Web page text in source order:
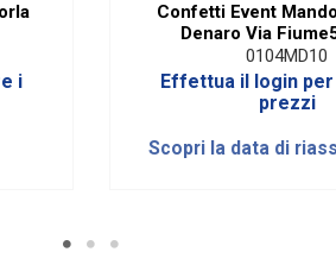
i
Confetti Event
Denaro Via
0104MD10
Effettua il login
prezzi
Scopri la data di